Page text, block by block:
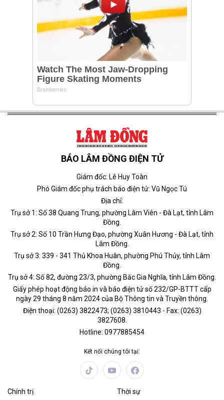
BÁO LÂM ĐỒNG ĐIỆN TỬ
Giám đốc: Lê Huy Toàn
Phó Giám đốc phụ trách báo điện tử: Vũ Ngọc Tú
Địa chỉ:
Trụ sở 1: Số 38 Quang Trung, phường Lâm Viên - Đà Lạt, tỉnh Lâm
Đồng.
Trụ sở 2: Số 10 Trần Hưng Đạo, phường Xuân Hương - Đà Lạt, tỉnh
Lâm Đồng.
Trụ sở 3: 339 - 341 Thủ Khoa Huân, phường Phú Thủy, tỉnh Lâm
Đồng.
Trụ sở 4: Số 82, đường 23/3, phường Bắc Gia Nghĩa, tỉnh Lâm Đồng.
Giấy phép hoạt động báo in và báo điện tử số 232/GP-BTTT cấp
ngày 29 tháng 8 năm 2024 của Bộ Thông tin và Truyền thông.
Điện thoại: (0263) 3822473; (0263) 3810443 - Fax: (0263)
3827608.
Hotline: 0977885454
Kết nối chúng tôi tại:
Chính trị Thời sự